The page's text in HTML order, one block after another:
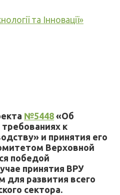
та Інновації»
№5448 «Об
к
и принятия его
Верховной
победой
принятия ВРУ
для развития всего
сектора.